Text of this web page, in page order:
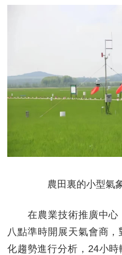
農田裏的小型氣象
在農業技術推廣中心
八點準時開展天氣會商
化趨勢進行分析，24小